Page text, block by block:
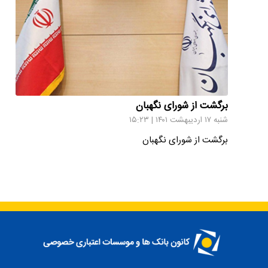
برگشت از شورای نگهبان
شنبه ۱۷ اردیبهشت ۱۴۰۱ | ۱۵:۲۳
برگشت از شورای نگهبان